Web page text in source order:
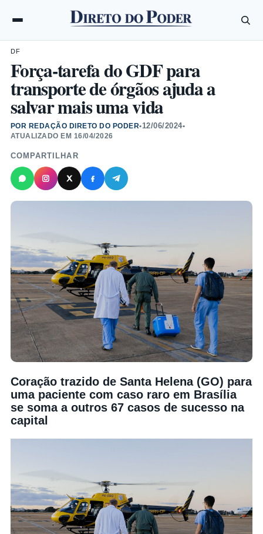
DF
Força-tarefa do GDF para
transporte de órgãos ajuda a
salvar mais uma vida
POR REDAÇÃO DIRETO DO PODER•12/06/2024•
ATUALIZADO EM 16/04/2026
COMPARTILHAR
Coração trazido de Santa Helena (GO) para
uma paciente com caso raro em Brasília
se soma a outros 67 casos de sucesso na
capital